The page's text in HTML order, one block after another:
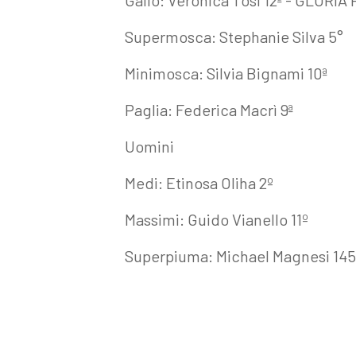
Supermosca: Stephanie Silva 5°
Minimosca: Silvia Bignami 10ª
Paglia: Federica Macrì 9ª
Uomini
Medi: Etinosa Oliha 2º
Massimi: Guido Vianello 11º
Superpiuma: Michael Magnesi